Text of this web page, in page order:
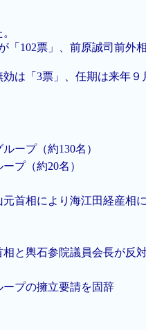
102票」、前原誠司前外
は「3票」、任期は来年９
ープ（約130名）
プ（約20名）
首相により海江田経産相
と輿石参院議員会長が反
ープの擁立要請を固辞